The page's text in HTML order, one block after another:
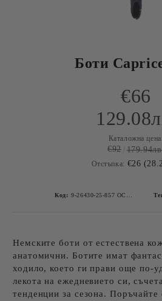
Боти
€66
Каталожна цена:
€92
Отстъпка: €26
Код:
Немските боти от естествена
анатомични. Ботите имат
ходило, което ги прави още по-
лекота на ежедневието си,
тенденции за сезона. Поръчайте